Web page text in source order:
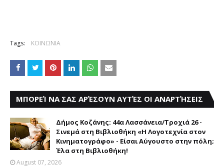
Tags: ΚΟΙΝΩΝΙΑ
ΜΠΟΡΕΊ ΝΑ ΣΑΣ ΑΡΈΣΟΥΝ ΑΥΤΈΣ ΟΙ ΑΝΑΡΤΉΣΕΙΣ
Δήμος Κοζάνης: 44α Λασσάνεια/Τροχιά 26 -
Σινεμά στη Βιβλιοθήκη «Η Λογοτεχνία στον
Κινηματογράφο» - Είσαι Αύγουστο στην πόλη;
Έλα στη Βιβλιοθήκη!
August 07, 2026